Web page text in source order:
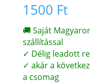
1500 Ft
🚚 Saját
szállítással
✓ Délig leadott
✓ akár a
a csomag